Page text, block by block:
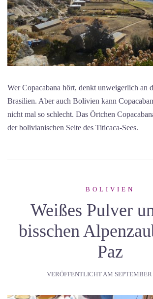
Wer Copacabana hört, denkt unweigerlich an
Brasilien. Aber auch Bolivien kann
nicht mal so schlecht. Das Örtchen
der bolivianischen Seite des Titicaca-Sees.
BOLIVIEN
Weißes Pulver
bisschen
Paz
VERÖFFENTLICHT AM